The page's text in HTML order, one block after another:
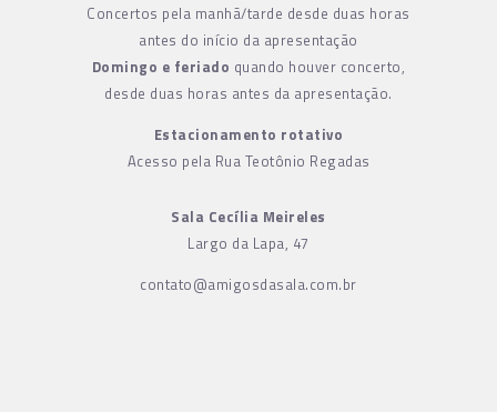
Concertos pela manhã/tarde desde duas horas
antes do início da apresentação
Domingo e feriado quando houver concerto,
desde duas horas antes da apresentação.
Estacionamento rotativo
Acesso pela Rua Teotônio Regadas
Sala Cecília Meireles
Largo da Lapa, 47
contato@amigosdasala.com.br